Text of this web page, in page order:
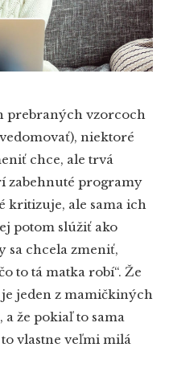
prebraných vzorcoch
niektoré
chce, ale trvá
zabehnuté programy
kritizuje, ale sama ich
potom slúžiť ako
sa chcela zmeniť,
to tá matka robí“. Že
jeden z mamičkiných
a že pokiaľ to sama
vlastne veľmi milá